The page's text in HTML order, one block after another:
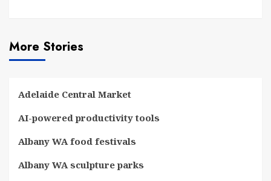
More Stories
Adelaide Central Market
AI-powered productivity tools
Albany WA food festivals
Albany WA sculpture parks